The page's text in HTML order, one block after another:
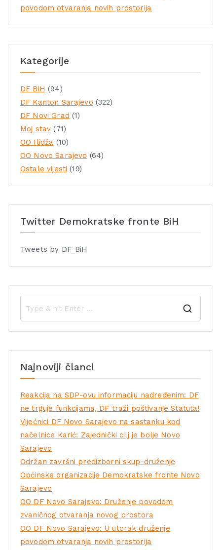
povodom otvaranja novih prostorija
Kategorije
DF BiH (94)
DF Kanton Sarajevo (322)
DF Novi Grad (1)
Moj stav (71)
OO Ilidža (10)
OO Novo Sarajevo (64)
Ostale vijesti (19)
Twitter Demokratske fronte BiH
Tweets by DF_BiH
Najnoviji članci
Reakcija na SDP-ovu informaciju nadređenim: DF
ne trguje funkcijama, DF traži poštivanje Statuta!
Vijećnici DF Novo Sarajevo na sastanku kod
načelnice Karić: Zajednički cilj je bolje Novo
Sarajevo
Održan završni predizborni skup-druženje
Općinske organizacije Demokratske fronte Novo
Sarajevo
OO DF Novo Sarajevo: Druženje povodom
zvaničnog otvaranja novog prostora
OO DF Novo Sarajevo: U utorak druženje
povodom otvaranja novih prostorija